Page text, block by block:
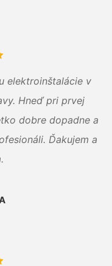
elektroinštalácie v
Hneď pri prvej
dobre dopadne a
Ďakujem a